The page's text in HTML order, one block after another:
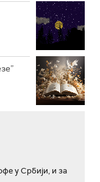
у Србији, и за